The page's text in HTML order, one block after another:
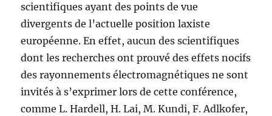
scientifiques ayant des points de vue
divergents de l’actuelle position laxiste
européenne. En effet, aucun des scientifiques
dont les recherches ont prouvé des effets nocifs
des rayonnements électromagnétiques ne sont
invités à s’exprimer lors de cette conférence,
comme L. Hardell, H. Lai, M. Kundi, F. Adlkofer,